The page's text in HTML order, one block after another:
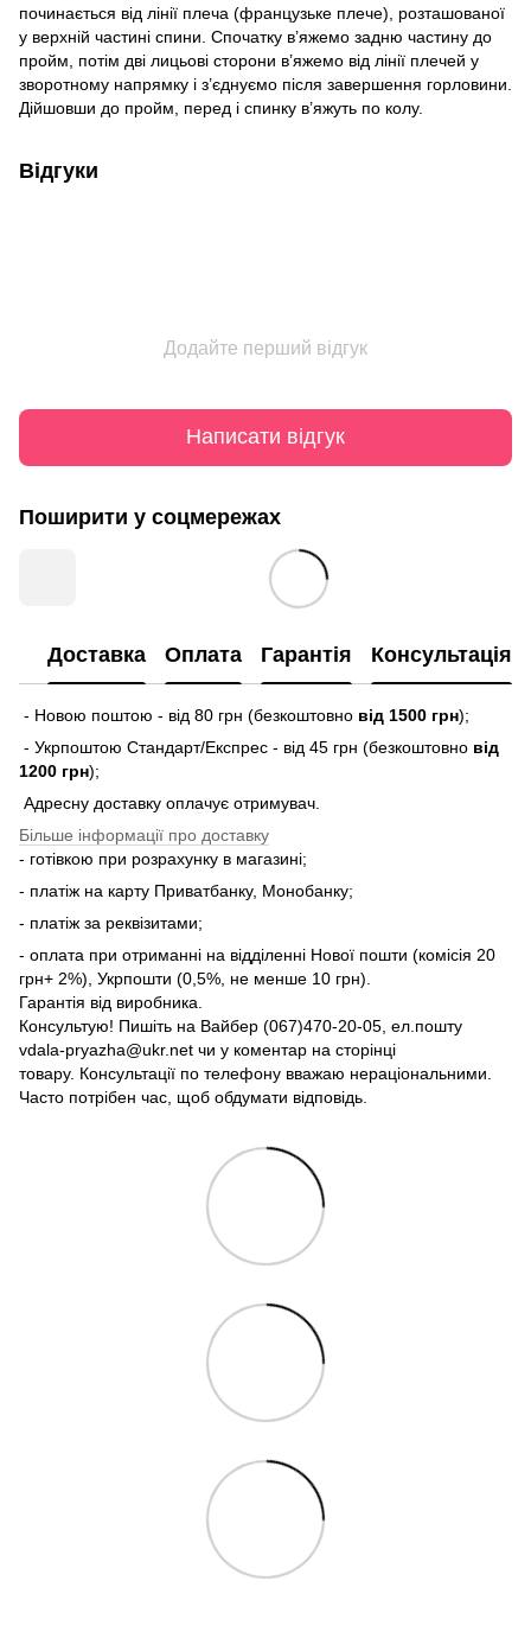
починається від лінії плеча (французьке плече), розташованої
у верхній частині спини. Спочатку в’яжемо задню частину до
пройм, потім дві лицьові сторони в’яжемо від лінії плечей у
зворотному напрямку і з’єднуємо після завершення горловини.
Дійшовши до пройм, перед і спинку в’яжуть по колу.
Відгуки
Додайте перший відгук
Написати відгук
Поширити у соцмережах
Доставка Оплата Гарантія Консультація
- Новою поштою - від 80 грн (безкоштовно від 1500 грн);
- Укрпоштою Стандарт/Експрес - від 45 грн (безкоштовно від
1200 грн);
Адресну доставку оплачує отримувач.
Більше інформації про доставку
- готівкою при розрахунку в магазині;
- платіж на карту Приватбанку, Монобанку;
- платіж за реквізитами;
- оплата при отриманні на відділенні Нової пошти (комісія 20
грн+ 2%), Укрпошти (0,5%, не менше 10 грн).
Гарантія від виробника.
Консультую! Пишіть на Вайбер (067)470-20-05, ел.пошту
vdala-pryazha@ukr.net чи у коментар на сторінці
товару. Консультації по телефону вважаю нераціональними.
Часто потрібен час, щоб обдумати відповідь.